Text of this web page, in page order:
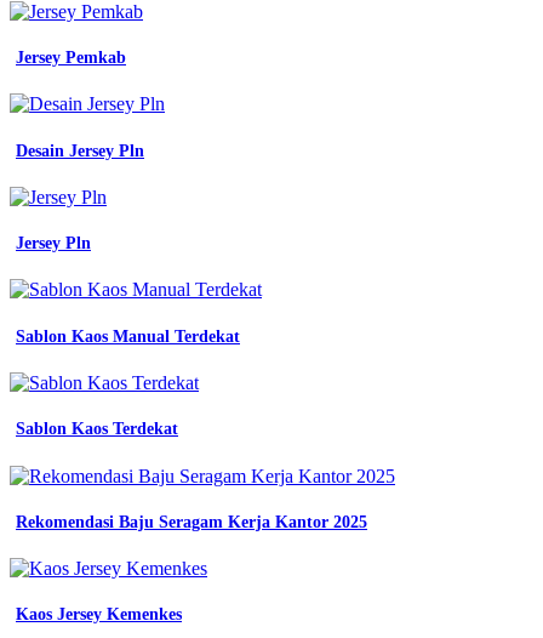
Jersey Pemkab
Desain Jersey Pln
Jersey Pln
Sablon Kaos Manual Terdekat
Sablon Kaos Terdekat
Rekomendasi Baju Seragam Kerja Kantor 2025
Kaos Jersey Kemenkes